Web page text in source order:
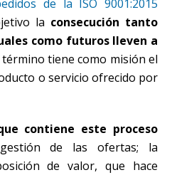
de la ISO 9001:2015
la consecución tanto
como futuros lleven a
tiene como misión el
o servicio ofrecido por
contiene este proceso
de las ofertas; la
de valor, que hace